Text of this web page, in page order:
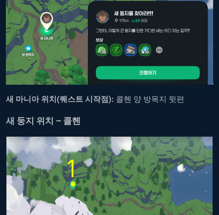
새 마니아 위치(퀘스트 시작점): 콜헨 양 방목지 뒷편
새 둥지 위치 – 콜헨